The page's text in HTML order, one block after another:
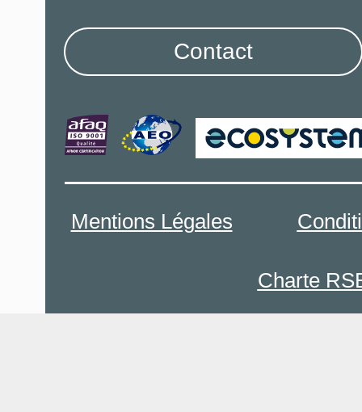
Mentions Légales
Charte
Contact